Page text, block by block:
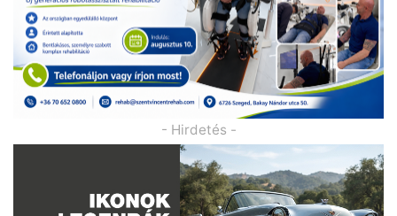
- Hirdetés -